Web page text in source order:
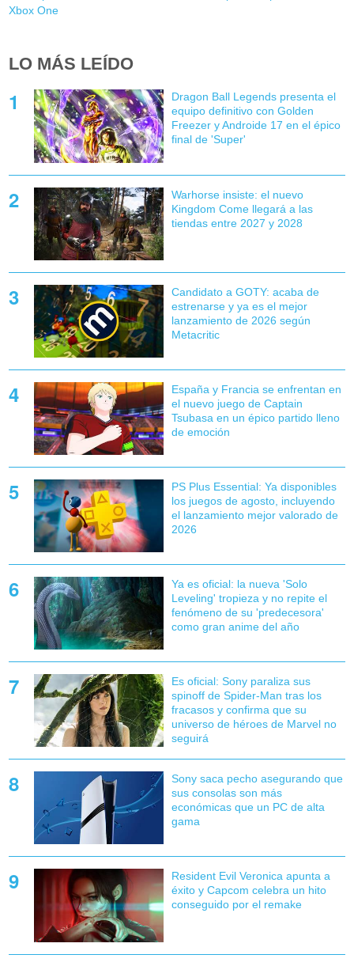
Xbox One
LO MÁS LEÍDO
Dragon Ball Legends presenta el
equipo definitivo con Golden
Freezer y Androide 17 en el épico
final de 'Super'
Warhorse insiste: el nuevo
Kingdom Come llegará a las
tiendas entre 2027 y 2028
Candidato a GOTY: acaba de
estrenarse y ya es el mejor
lanzamiento de 2026 según
Metacritic
España y Francia se enfrentan en
el nuevo juego de Captain
Tsubasa en un épico partido lleno
de emoción
PS Plus Essential: Ya disponibles
los juegos de agosto, incluyendo
el lanzamiento mejor valorado de
2026
Ya es oficial: la nueva 'Solo
Leveling' tropieza y no repite el
fenómeno de su 'predecesora'
como gran anime del año
Es oficial: Sony paraliza sus
spinoff de Spider-Man tras los
fracasos y confirma que su
universo de héroes de Marvel no
seguirá
Sony saca pecho asegurando que
sus consolas son más
económicas que un PC de alta
gama
Resident Evil Veronica apunta a
éxito y Capcom celebra un hito
conseguido por el remake